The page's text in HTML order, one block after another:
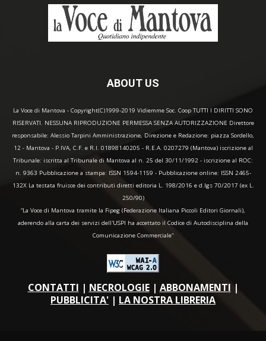
ABOUT US
La Voce di Mantova - Copyright(C)1999-2019 Vidiemme Soc. Coop TUTTI I DIRITTI SONO
RISERVATI. NESSUNA RIPRODUZIONE PERMESSA SENZA AUTORIZZAZIONE Direttore
responsabile: Alessio Tarpini Amministrazione, Direzione e Redazione: piazza Sordello,
12 - Mantova - P.IVA, C.F. e R.I. 01898140205 - R.E.A. 0207279 (Mantova) iscrizione al
Tribunale: iscritta al Tribunale di Mantova al n. 25 del 30/11/1992 - iscrizione al ROC:
n. 9363 Pubblicazione a stampa: ISSN 1594-1159 - Pubblicazione online: ISSN 2465-
132X La testata fruisce dei contributi diretti editoria L. 198/2016 e d.lgs 70/2017 (ex L.
250/90)
“La Voce di Mantova tramite la Fipeg (Federazione Italiana Piccoli Editori Giornali),
aderendo alla carta dei servizi dell'USPI ha accettato il Codice di Autodisciplina della
Comunicazione Commerciale"
CONTATTI | NECROLOGIE| ABBONAMENTI |
PUBBLICITA' | LA NOSTRA LIBRERIA